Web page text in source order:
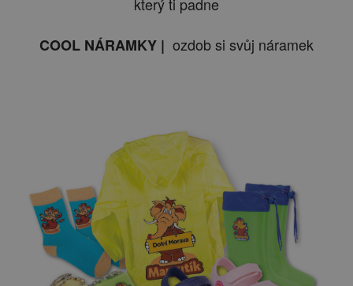
který ti padne
COOL NÁRAMKY | ozdob si svůj náramek